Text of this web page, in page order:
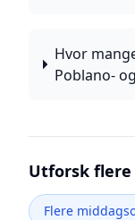
Hvor
Poblano-
Utforsk
Flere